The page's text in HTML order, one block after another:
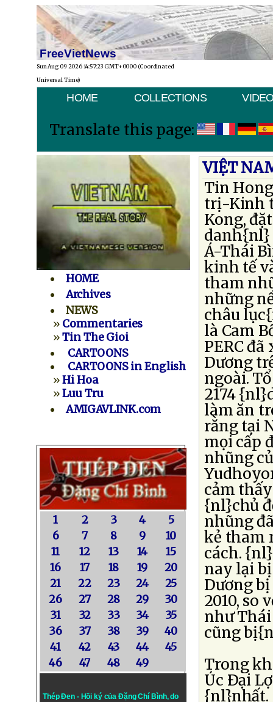
FreeVietNews
Sun Aug 09 2026 14:57:23 GMT+0000 (Coordinated
Universal Time)
HOME COLLECTIONS
Translate this page:
HOME
Archives
NEWS
» Commentaries
»Tin The Gioi
CARTOONS
CARTOONS in English
»Hi Hoa
»Luu Tru
AMIGAVLINK.com
1 2 3 4
5
6
7 8 9
10
11
12 13 14
15
16
17 18 19
20
21
22 23 24
25
26
27 28 29
30
31
32 33 34
35
36
37 38 39
40
41
42 43 44
45
46
47 48 49
Thép Đen - Hồi ký của Đặng Chí Bình, do
VIỆT
Tin
trị-Kinh
Kong,
danh{nl}
Á-Thái
kinh tế
tham
những
châu
là Cam
PERC
Dương
ngoài.
2174
làm ăn
rằng tại
mọi cấp
nhũng
cảm
{nl}chủ
nhũng
kẻ tham
cách.
nay lại
Dương
2010, so
như
cũng
Trong
Úc Ðại
{nl}nhất.